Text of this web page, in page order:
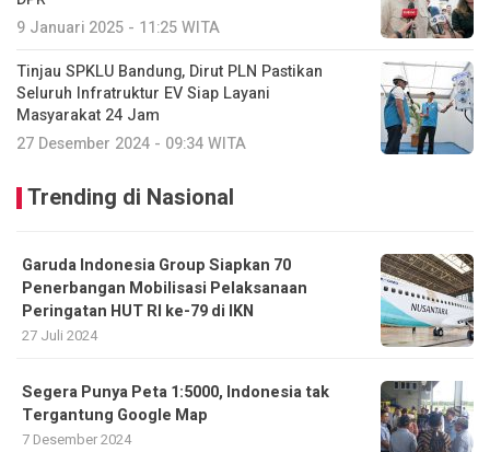
9 Januari 2025 - 11:25 WITA
Tinjau SPKLU Bandung, Dirut PLN Pastikan
Seluruh Infratruktur EV Siap Layani
Masyarakat 24 Jam
27 Desember 2024 - 09:34 WITA
Trending di Nasional
Garuda Indonesia Group Siapkan 70
Penerbangan Mobilisasi Pelaksanaan
Peringatan HUT RI ke-79 di IKN
27 Juli 2024
Segera Punya Peta 1:5000, Indonesia tak
Tergantung Google Map
7 Desember 2024